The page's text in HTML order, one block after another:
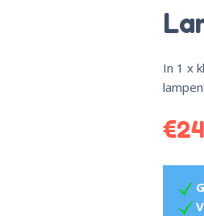
In 1 x
€